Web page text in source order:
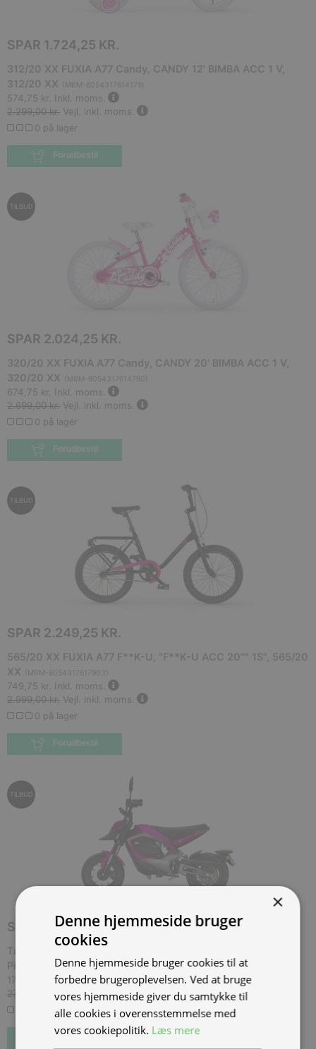
SPAR 1.724,25 KR.
312/20 XX FUXIA A77 Candy, CANDY 12' BIMBA ACC 1 V,
312/20 XX
MBM-8054317614179
574,75 kr. Inkl. moms.
2.299,00 kr. Vejl. inkl. moms.
0 på lager
Forudbestil
TILBUD
SPAR 2.024,25 KR.
320/20 XX FUXIA A77 Candy, CANDY 20' BIMBA ACC 1 V,
320/20 XX
MBM-8054317614780
674,75 kr. Inkl. moms.
2.699,00 kr. Vejl. inkl. moms.
0 på lager
Forudbestil
TILBUD
SPAR 2.249,25 KR.
565/20 XX FUXIA A77 F**K-U, "F**K-U ACC 20"" 1S", 565/20
XX
MBM-8054317617903
749,75 kr. Inkl. moms.
2.999,00 kr. Vejl. inkl. moms.
0 på lager
Forudbestil
TILBUD
SPAR 10.000,00 KR.
Tromox MINO Premium 26 Bright Purple, 45 km/t.,
Pink
TROM-MINO-6026-BP-45)
17.000,00 kr. Inkl. moms.
27.000,00 kr. Vejl. inkl. moms.
0 på lager
Bestil som restordre
×
Denne hjemmeside bruger
cookies
Denne hjemmeside bruger cookies til at
forbedre brugeroplevelsen. Ved at bruge
vores hjemmeside giver du samtykke til
alle cookies i overensstemmelse med
vores cookiepolitik. Læs mere